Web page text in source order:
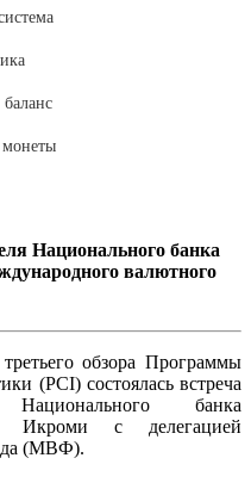
Национального банка
валютного
обзора Программы
(PCI) состоялась встреча
Национального банка
Икроми с делегацией
(МВФ).